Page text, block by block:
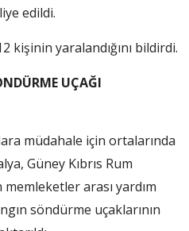
edildi.
kişinin yaralandığını bildirdi.
UÇAĞI
müdahale için ortalarında
Güney Kıbrıs Rum
arası yardım
söndürme uçaklarının